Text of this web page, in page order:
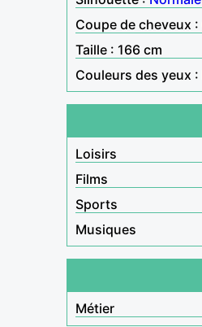
Coupe de cheveux :
Taille : 166 cm
Couleurs des yeux :
Loisirs
Films
Sports
Musiques
Métier